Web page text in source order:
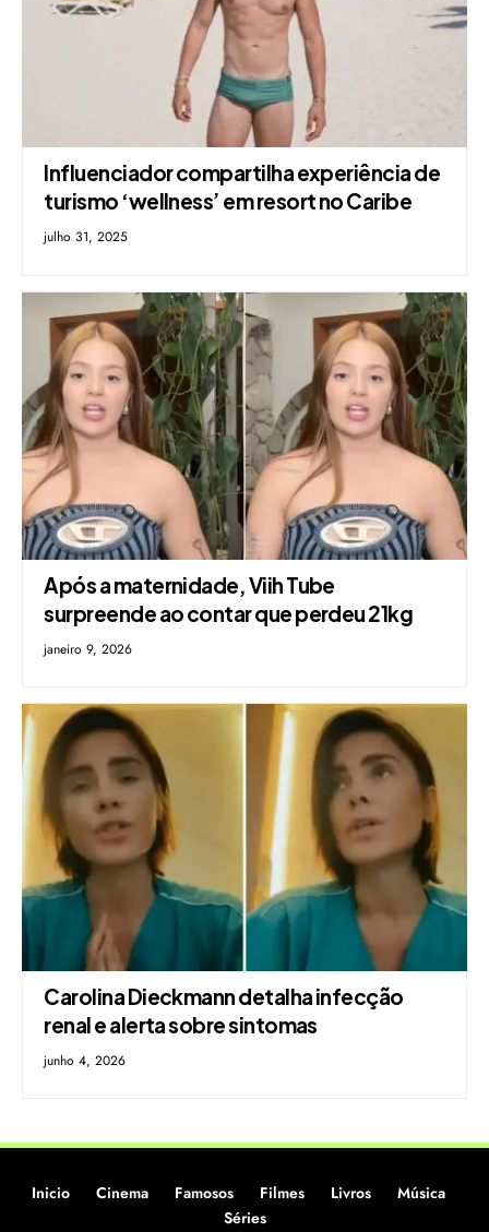
Influenciador compartilha experiência de
turismo ‘wellness’ em resort no Caribe
julho 31, 2025
Após a maternidade, Viih Tube
surpreende ao contar que perdeu 21kg
janeiro 9, 2026
Carolina Dieckmann detalha infecção
renal e alerta sobre sintomas
junho 4, 2026
Inicio Cinema Famosos Filmes Livros
Música
Séries